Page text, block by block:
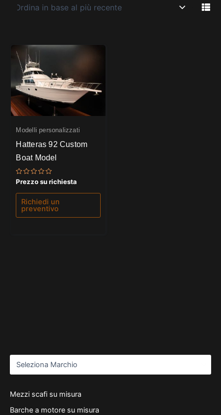
Mezzi scafi su misura
Barche a motore su misura
Modelli personalizzati
Hatteras 92 Custom
Boat Model
Valutato
0
su
Prezzo su richiesta
Richiedi un
preventivo